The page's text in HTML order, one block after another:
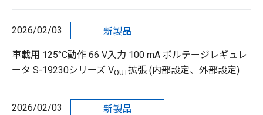
2026/02/03 新製品
車載用 125°C動作 66 V入力 100 mA ボルテージレギュレ
ータ S-19230シリーズ VOUT拡張 (内部設定、外部設定)
2026/02/03 新製品